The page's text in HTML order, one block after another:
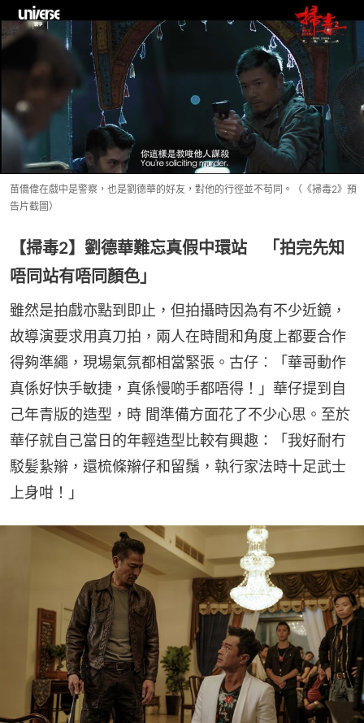
苗僑偉在戲中是警察，也是劉德華的好友，對他的行徑並不苟同。（《掃毒2》預
告片截圖）
【掃毒2】劉德華難忘真假中環站 「拍完先知
唔同站有唔同顏色」
雖然是拍戲亦點到即止，但拍攝時因為有不少近鏡，
故導演要求用真刀拍，兩人在時間和角度上都要合作
得夠準繩，現場氣氛都相當緊張。古仔︰「華哥動作
真係好快手敏捷，真係慢啲手都唔得！」華仔提到自
己年青版的造型，時 間準備方面花了不少心思。至於
華仔就自己當日的年輕造型比較有興趣：「我好耐冇
駁髪紥辮，還梳條辮仔和留鬚，執行家法時十足武士
上身咁！」